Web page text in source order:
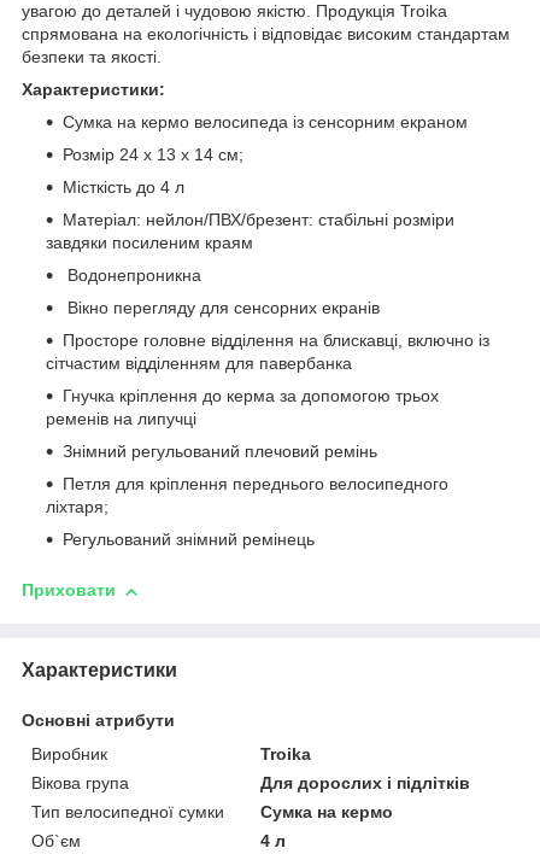
увагою до деталей і чудовою якістю. Продукція Troika
спрямована на екологічність і відповідає високим стандартам
безпеки та якості.
Характеристики:
Сумка на кермо велосипеда із сенсорним екраном
Розмір 24 x 13 x 14 см;
Місткість до 4 л
Матеріал: нейлон/ПВХ/брезент: стабільні розміри
завдяки посиленим краям
Водонепроникна
Вікно перегляду для сенсорних екранів
Просторе головне відділення на блискавці, включно із
сітчастим відділенням для павербанка
Гнучка кріплення до керма за допомогою трьох
ременів на липучці
Знімний регульований плечовий ремінь
Петля для кріплення переднього велосипедного
ліхтаря;
Регульований знімний ремінець
Приховати
Характеристики
Основні атрибути
Виробник
Troika
Вікова група
Для дорослих і підлітків
Тип велосипедної сумки
Сумка на кермо
Об`єм
4 л